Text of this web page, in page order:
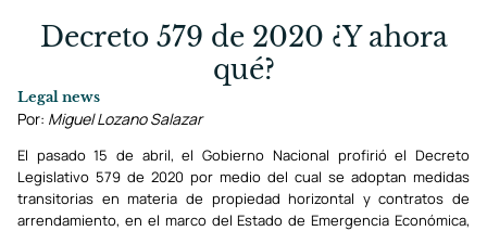
Decreto 579 de 2020 ¿Y ahora
qué?
Legal news
Por: Miguel Lozano Salazar
El pasado 15 de abril, el Gobierno Nacional profirió el Decreto
Legislativo 579 de 2020 por medio del cual se adoptan medidas
transitorias en materia de propiedad horizontal y contratos de
arrendamiento, en el marco del Estado de Emergencia Económica,